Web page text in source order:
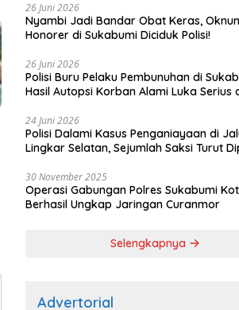
26 Juni 2026
Nyambi Jadi Bandar Obat Keras,
Honorer di Sukabumi Diciduk Polisi!
26 Juni 2026
Polisi Buru Pelaku Pembunuhan di
Hasil Autopsi Korban Alami Luka Serius
24 Juni 2026
Polisi Dalami Kasus Penganiayaan di
Lingkar Selatan, Sejumlah Saksi Turut
30 November 2025
Operasi Gabungan Polres Sukabumi
Berhasil Ungkap Jaringan Curanmor
Selengkapnya
Advertorial